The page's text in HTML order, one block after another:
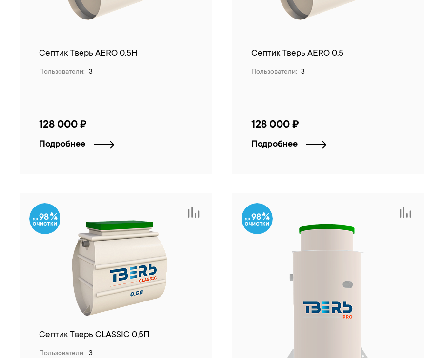
Септик Тверь AERO 0.5Н
Пользователи: 3
128 000 ₽
Подробнее
Септик Тверь AERO 0.5
Пользователи: 3
128 000 ₽
Подробнее
98
Септик Тверь CLASSIC 0,5П
Пользователи: 3
98